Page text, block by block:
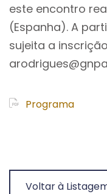
este encontro
(Espanha). A
sujeita a
Programa
Voltar à